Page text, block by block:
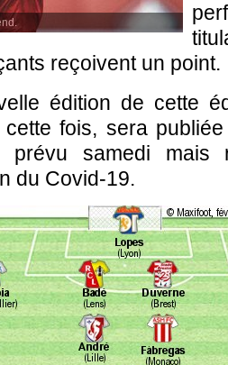
reçoivent un point.
édition de cette
cette fois, sera
prévu samedi
du Covid-19.